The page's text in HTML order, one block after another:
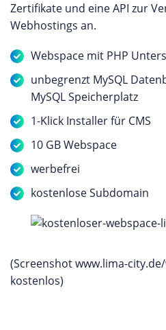
Zertifikate und eine API zur
Webhostings an.
Webspace mit PHP
unbegrenzt MySQL
MySQL Speicherplatz
1-Klick Installer für CMS
10 GB Webspace
werbefrei
kostenlose Subdomain
(Screenshot www.lima-
kostenlos)